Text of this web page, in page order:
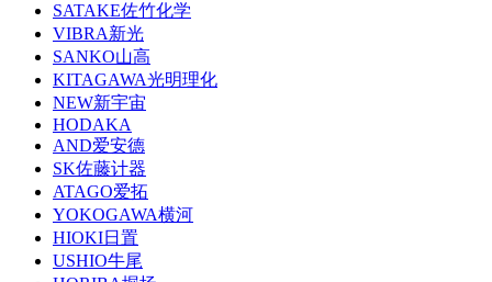
SATAKE佐竹化学
VIBRA新光
SANKO山高
KITAGAWA光明理化
NEW新宇宙
HODAKA
AND爱安德
SK佐藤计器
ATAGO爱拓
YOKOGAWA横河
HIOKI日置
USHIO牛尾